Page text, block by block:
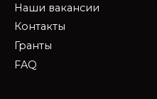
Наши вакансии
Контакты
Гранты
FAQ